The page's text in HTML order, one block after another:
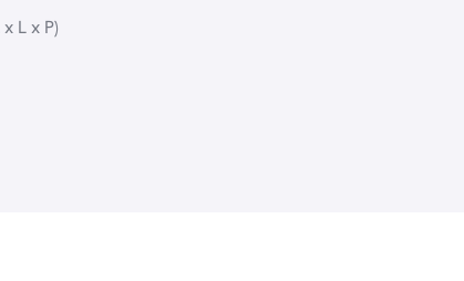
L x P)